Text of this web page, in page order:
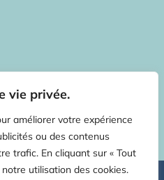
vie privée.
améliorer votre expérience
ou des contenus
trafic. En cliquant sur « Tout
utilisation des cookies.
réservés | Centre de médecines